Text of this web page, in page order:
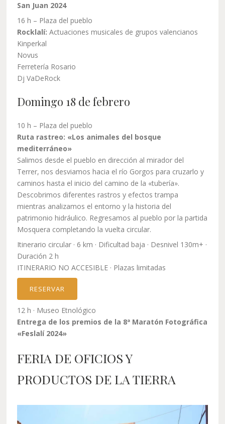
San Juan 2024
16 h – Plaza del pueblo
Rocklalí: Actuaciones musicales de grupos valencianos
Kinperkal
Novus
Ferretería Rosario
Dj VaDeRock
Domingo 18 de febrero
10 h – Plaza del pueblo
Ruta rastreo: «Los animales del bosque
mediterráneo»
Salimos desde el pueblo en dirección al mirador del
Terrer, nos desviamos hacia el río Gorgos para cruzarlo y
caminos hasta el inicio del camino de la «tubería».
Descobrimos diferentes rastros y efectos trampa
mientras analizamos el entorno y la historia del
patrimonio hidráulico. Regresamos al pueblo por la partida
Mosquera completando la vuelta circular.
Itinerario circular · 6 km · Dificultad baja · Desnivel 130m+ ·
Duración 2 h
ITINERARIO NO ACCESIBLE · Plazas limitadas
RESERVAR
12 h · Museo Etnológico
Entrega de los premios de la 8ª Maratón Fotográfica
«Feslalí 2024»
FERIA DE OFICIOS Y
PRODUCTOS DE LA TIERRA